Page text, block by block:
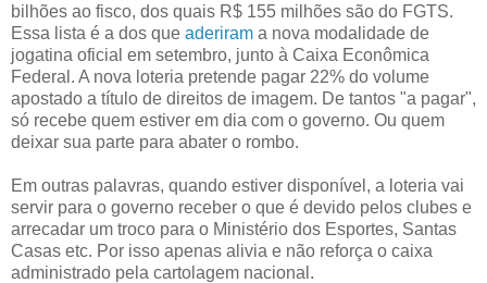
bilhões ao fisco, dos quais R$ 155 milhões são do FGTS.
Essa lista é a dos que aderiram a nova modalidade de
jogatina oficial em setembro, junto à Caixa Econômica
Federal. A nova loteria pretende pagar 22% do volume
apostado a título de direitos de imagem. De tantos "a pagar",
só recebe quem estiver em dia com o governo. Ou quem
deixar sua parte para abater o rombo.
Em outras palavras, quando estiver disponível, a loteria vai
servir para o governo receber o que é devido pelos clubes e
arrecadar um troco para o Ministério dos Esportes, Santas
Casas etc. Por isso apenas alivia e não reforça o caixa
administrado pela cartolagem nacional.